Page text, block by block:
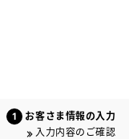
お客さま情報の入力
入力内容のご確認